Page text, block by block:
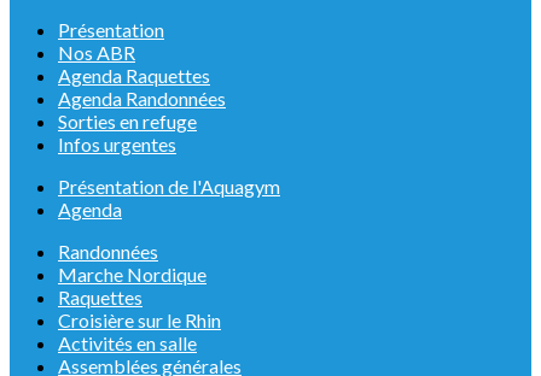
Présentation
Nos ABR
Agenda Raquettes
Agenda Randonnées
Sorties en refuge
Infos urgentes
Présentation de l'Aquagym
Agenda
Randonnées
Marche Nordique
Raquettes
Croisière sur le Rhin
Activités en salle
Assemblées générales